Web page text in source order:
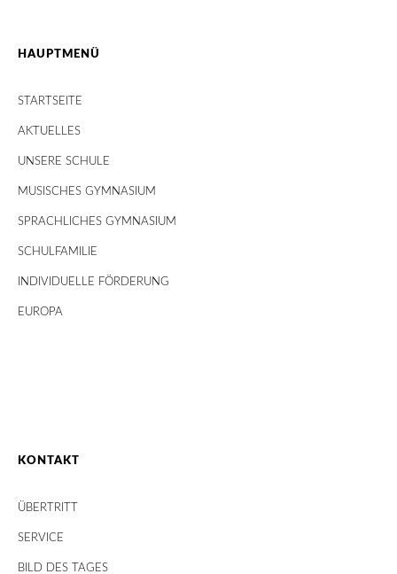
HAUPTMENÜ
STARTSEITE
AKTUELLES
UNSERE SCHULE
MUSISCHES GYMNASIUM
SPRACHLICHES GYMNASIUM
SCHULFAMILIE
INDIVIDUELLE FÖRDERUNG
EUROPA
KONTAKT
ÜBERTRITT
SERVICE
BILD DES TAGES